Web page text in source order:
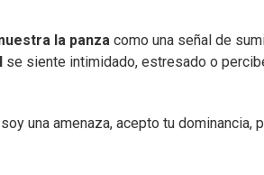
la panza como una señal de
se siente intimidado, estresado o
una amenaza, acepto tu dominancia,